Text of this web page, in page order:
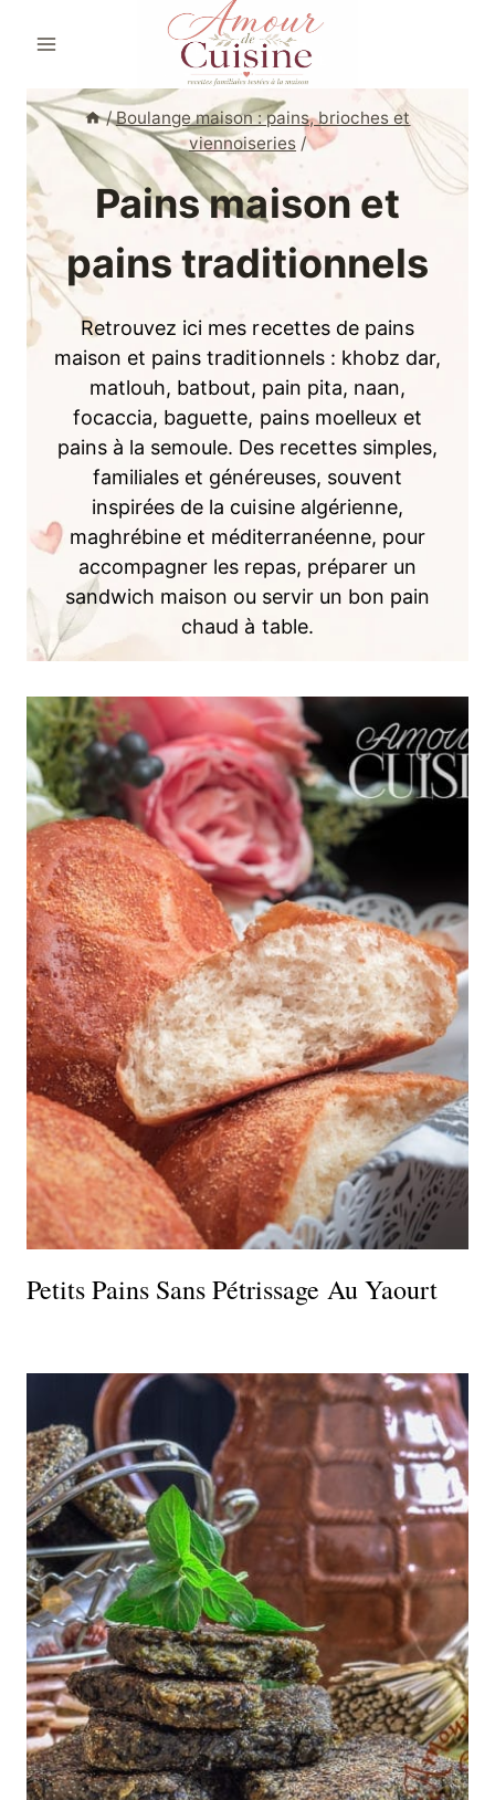
/ Boulange maison : pains, brioches et
viennoiseries /
Pains maison et
pains traditionnels
Retrouvez ici mes recettes de pains
maison et pains traditionnels : khobz dar,
matlouh, batbout, pain pita, naan,
focaccia, baguette, pains moelleux et
pains à la semoule. Des recettes simples,
familiales et généreuses, souvent
inspirées de la cuisine algérienne,
maghrébine et méditerranéenne, pour
accompagner les repas, préparer un
sandwich maison ou servir un bon pain
chaud à table.
Petits Pains Sans Pétrissage Au Yaourt